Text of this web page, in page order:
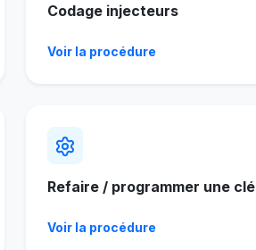
Codage injecteurs
Voir la procédure
Refaire / programmer une clé
Voir la procédure